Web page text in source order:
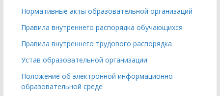
Нормативные акты образовательной организаций
Правила внутреннего распорядка обучающихся
Правила внутреннего трудового распорядка
Устав образовательной организации
Положение об электронной информационно-
образовательной среде